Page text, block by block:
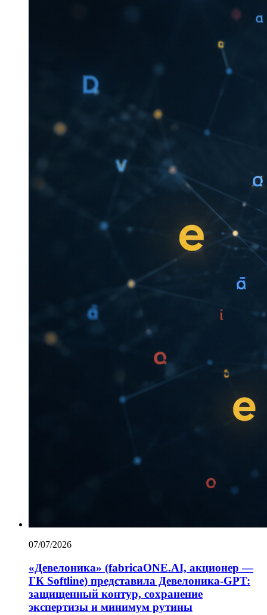
07/07/2026
«Девелоника» (fabricaONE.AI, акционер —
ГК Softline) представила Девелоника-GPT:
защищенный контур, сохранение
экспертизы и минимум рутины